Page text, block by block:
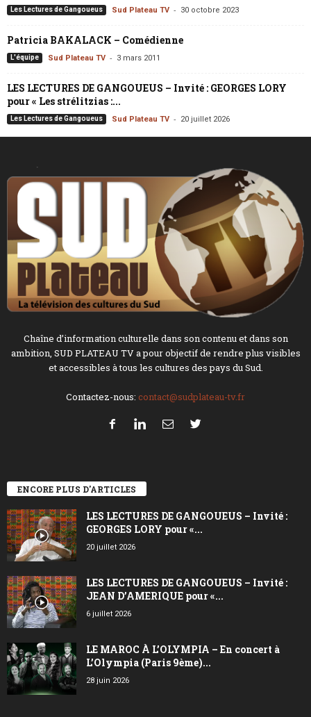
Les Lectures de Gangoueus Sud Plateau TV - 30 octobre 2023
Patricia BAKALACK – Comédienne
L'équipe Sud Plateau TV - 3 mars 2011
LES LECTURES DE GANGOUEUS – Invité : GEORGES LORY
pour « Les strélitzias :...
Les Lectures de Gangoueus Sud Plateau TV - 20 juillet 2026
Chaîne d’information culturelle dans son contenu et dans son
ambition, SUD PLATEAU TV a pour objectif de rendre plus visibles
et accessibles à tous les cultures des pays du Sud.
Contactez-nous: contact@sudplateau-tv.fr
ENCORE PLUS D'ARTICLES
LES LECTURES DE GANGOUEUS – Invité :
GEORGES LORY pour «...
20 juillet 2026
LES LECTURES DE GANGOUEUS – Invité :
JEAN D’AMERIQUE pour «...
6 juillet 2026
LE MAROC À L’OLYMPIA – En concert à
L’Olympia (Paris 9ème)...
28 juin 2026